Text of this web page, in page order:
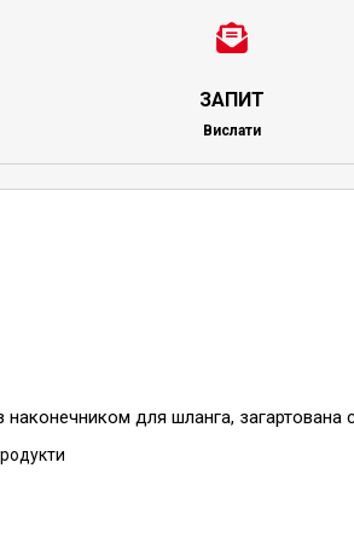
ЗАПИТ
Вислати
для шланга, загартована